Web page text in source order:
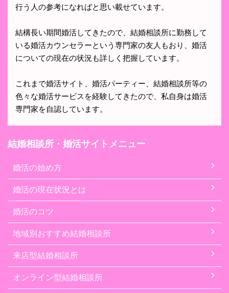
行う人の参考になればと思い載せています。
結構長い期間婚活してきたので、結婚相談所に勤務して
いる婚活カウンセラーという専門家の友人もおり、婚活
についての現在の状況も詳しく把握しています。
これまで婚活サイト、婚活パーティー、結婚相談所等の
色々な婚活サービスを経験してきたので、私自身は婚活
専門家を自認しています。
結婚相談所・婚活サイトメニュー
婚活の始め方
婚活の現在状況とは
婚活のコツ
地域別おすすめ結婚相談所
来店型結婚相談所
オンライン型結婚相談所